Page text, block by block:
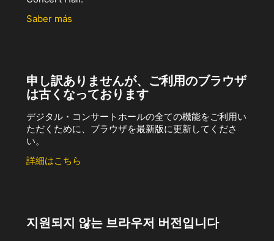
Saber más
申し訳ありませんが、ご利用のブラウザ
は古くなっております
デジタル・コンサートホールの全ての機能をご利用い
ただくために、ブラウザを最新版に更新してくださ
い。
詳細はこちら
지원되지 않는 브라우저 버전입니다